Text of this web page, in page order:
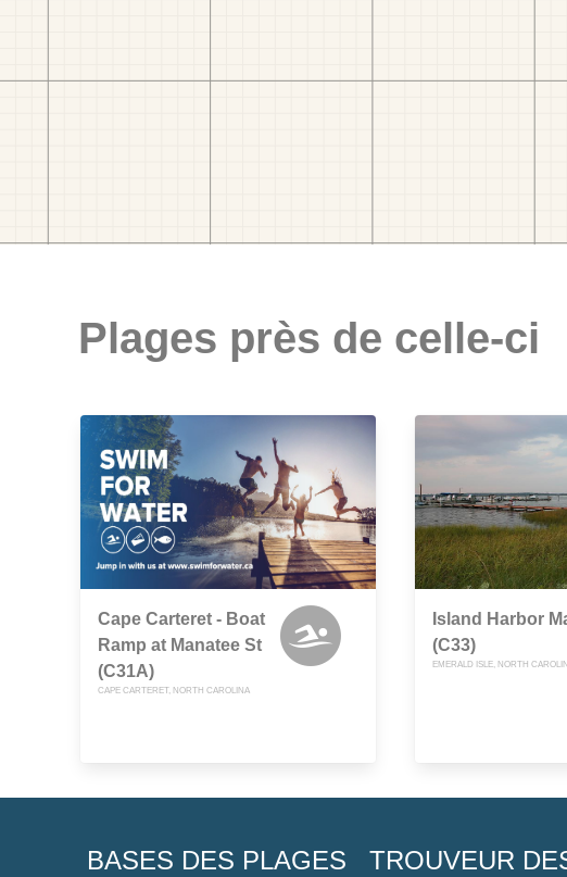
Plages près de celle-ci
Cape Carteret - Boat
Ramp at Manatee St
(C31A)
CAPE CARTERET, NORTH CAROLINA
Island Harbor
(C33)
EMERALD ISLE, NORTH
BASES DES PLAGES
TROUVEUR